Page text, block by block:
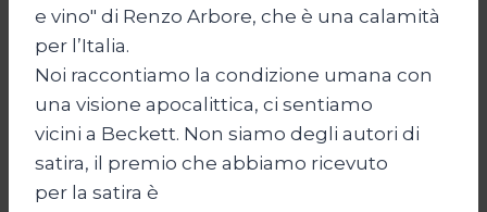
e vino" di Renzo Arbore, che è una calamità
per l’Italia.
Noi raccontiamo la condizione umana con
una visione apocalittica, ci sentiamo
vicini a Beckett. Non siamo degli autori di
satira, il premio che abbiamo ricevuto
per la satira è